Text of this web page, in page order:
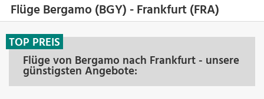
Flüge Bergamo (BGY) - Frankfurt (FRA)
Flüge von Bergamo nach Frankfurt - unsere
günstigsten Angebote:
TOP PREIS